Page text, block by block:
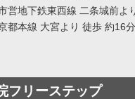
営地下鉄東西線 二条城前よ
都本線 大宮より 徒歩 約16分
フリーステップ